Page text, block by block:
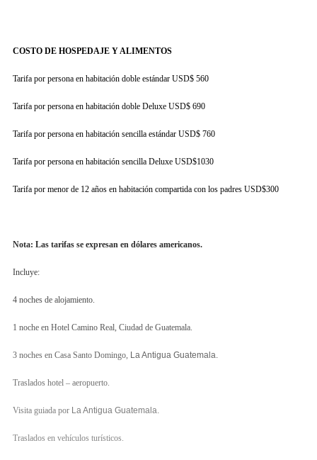
COSTO DE HOSPEDAJE Y ALIMENTOS
Tarifa por persona en habitación doble estándar USD$ 560
Tarifa por persona en habitación doble Deluxe USD$ 690
Tarifa por persona en habitación sencilla estándar USD$ 760
Tarifa por persona en habitación sencilla Deluxe USD$1030
Tarifa por menor de 12 años en habitación compartida con los padres USD$300
Nota: Las tarifas se expresan en dólares americanos.
Incluye:
4 noches de alojamiento.
1 noche en Hotel Camino Real, Ciudad de Guatemala.
3 noches en Casa Santo Domingo, La Antigua Guatemala.
Traslados hotel – aeropuerto.
Visita guiada por La Antigua Guatemala.
Traslados en vehículos turísticos.